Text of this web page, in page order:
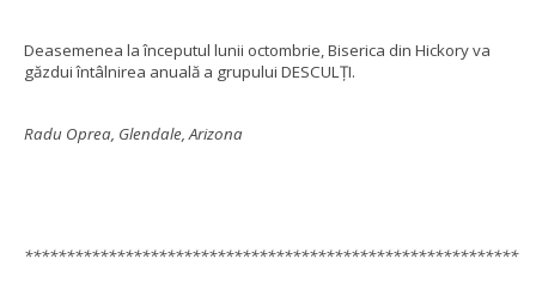
Deasemenea la începutul lunii octombrie, Biserica din Hickory va
găzdui întâlnirea anuală a grupului DESCULȚI.
Radu Oprea, Glendale, Arizona
***********************************************************